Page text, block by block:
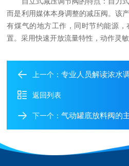
而是利用媒体本身调整的减压阀。该
有煤气的地方工作，同时节约能源
置。采用快速开放流量特性，动作灵敏
上一个：专业人员解读浓水
返回列表
下一个：气动罐底放料阀的